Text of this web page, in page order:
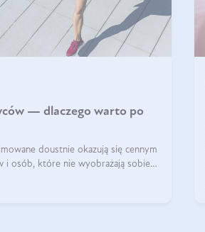
— dlaczego warto po
doustnie okazują się cennym
i osób, które nie wyobrażają sobie